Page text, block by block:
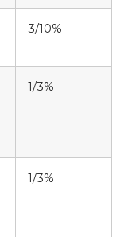
3/10%
1/3%
1/3%